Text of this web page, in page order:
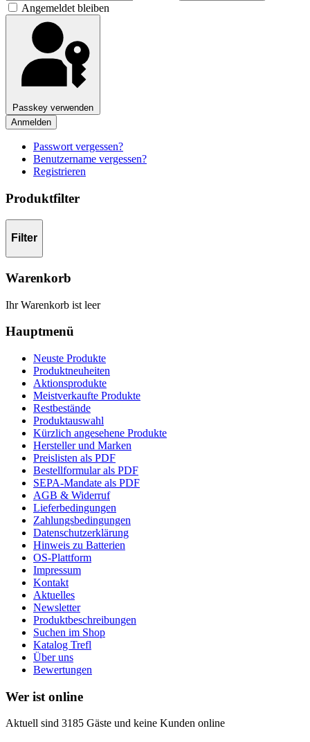
Angemeldet bleiben
Passkey verwenden
Anmelden
Passwort vergessen?
Benutzername vergessen?
Registrieren
Produktfilter
Filter
Warenkorb
Ihr Warenkorb ist leer
Hauptmenü
Neuste Produkte
Produktneuheiten
Aktionsprodukte
Meistverkaufte Produkte
Restbestände
Produktauswahl
Kürzlich angesehene Produkte
Hersteller und Marken
Preislisten als PDF
Bestellformular als PDF
SEPA-Mandate als PDF
AGB & Widerruf
Lieferbedingungen
Zahlungsbedingungen
Datenschutzerklärung
Hinweis zu Batterien
OS-Plattform
Impressum
Kontakt
Aktuelles
Newsletter
Produktbeschreibungen
Suchen im Shop
Katalog Trefl
Über uns
Bewertungen
Wer ist online
Aktuell sind 3185 Gäste und keine Kunden online